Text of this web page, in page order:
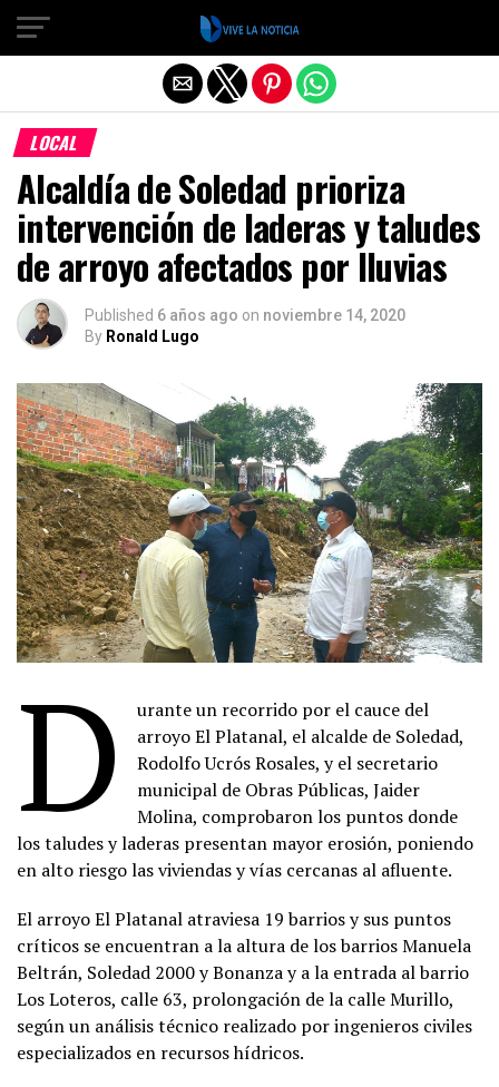
LOCAL
Alcaldía de Soledad prioriza
intervención de laderas y taludes
de arroyo afectados por lluvias
Published 6 años ago on noviembre 14, 2020
By Ronald Lugo
D
urante un recorrido por el cauce del
arroyo El Platanal, el alcalde de Soledad,
Rodolfo Ucrós Rosales, y el secretario
municipal de Obras Públicas, Jaider
Molina, comprobaron los puntos donde
los taludes y laderas presentan mayor erosión, poniendo
en alto riesgo las viviendas y vías cercanas al afluente.
El arroyo El Platanal atraviesa 19 barrios y sus puntos
críticos se encuentran a la altura de los barrios Manuela
Beltrán, Soledad 2000 y Bonanza y a la entrada al barrio
Los Loteros, calle 63, prolongación de la calle Murillo,
según un análisis técnico realizado por ingenieros civiles
especializados en recursos hídricos.
Salir de la versión móvil